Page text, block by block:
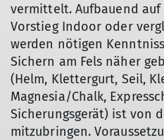
vermittelt. Aufbauend auf
Vorstieg Indoor oder
werden nötigen
Sichern am Fels näher
(Helm, Klettergurt, Seil,
Magnesia/Chalk,
Sicherungsgerät) ist von
mitzubringen.